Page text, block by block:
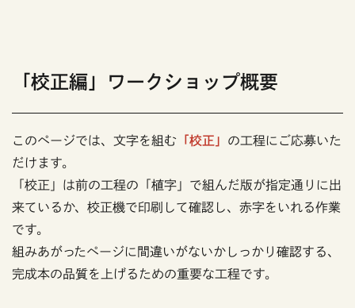
「校正編」ワークショップ概要
このページでは、文字を組む 「校正」 の工程にご応募いた
だけます。
「校正」は前の工程の「植字」で組んだ版が指定通りに出
来ているか、校正機で印刷して確認し、赤字をいれる作業
です。
組みあがったページに間違いがないかしっかり確認する、
完成本の品質を上げるための重要な工程です。